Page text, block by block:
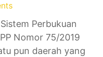
Perbukuan
Nomor 75/2019
pun daerah yang